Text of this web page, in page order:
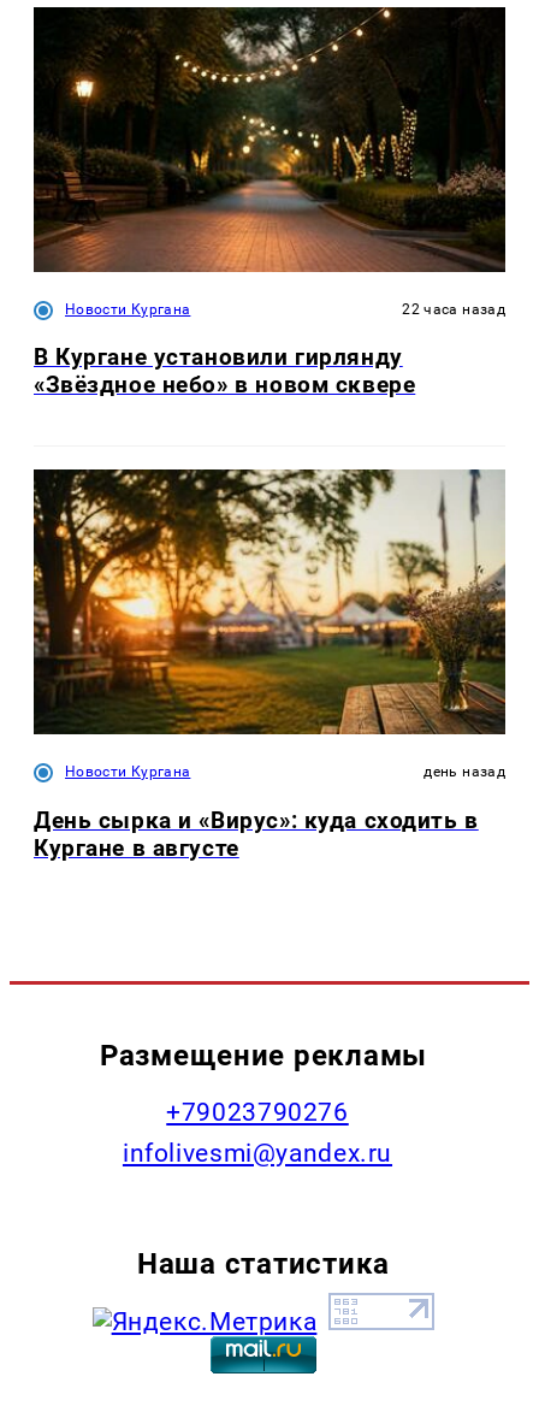
Новости Кургана 22 часа назад
В Кургане установили гирлянду
«Звёздное небо» в новом сквере
Новости Кургана день назад
День сырка и «Вирус»: куда сходить в
Кургане в августе
Размещение рекламы
+79023790276
infolivesmi@yandex.ru
Наша статистика